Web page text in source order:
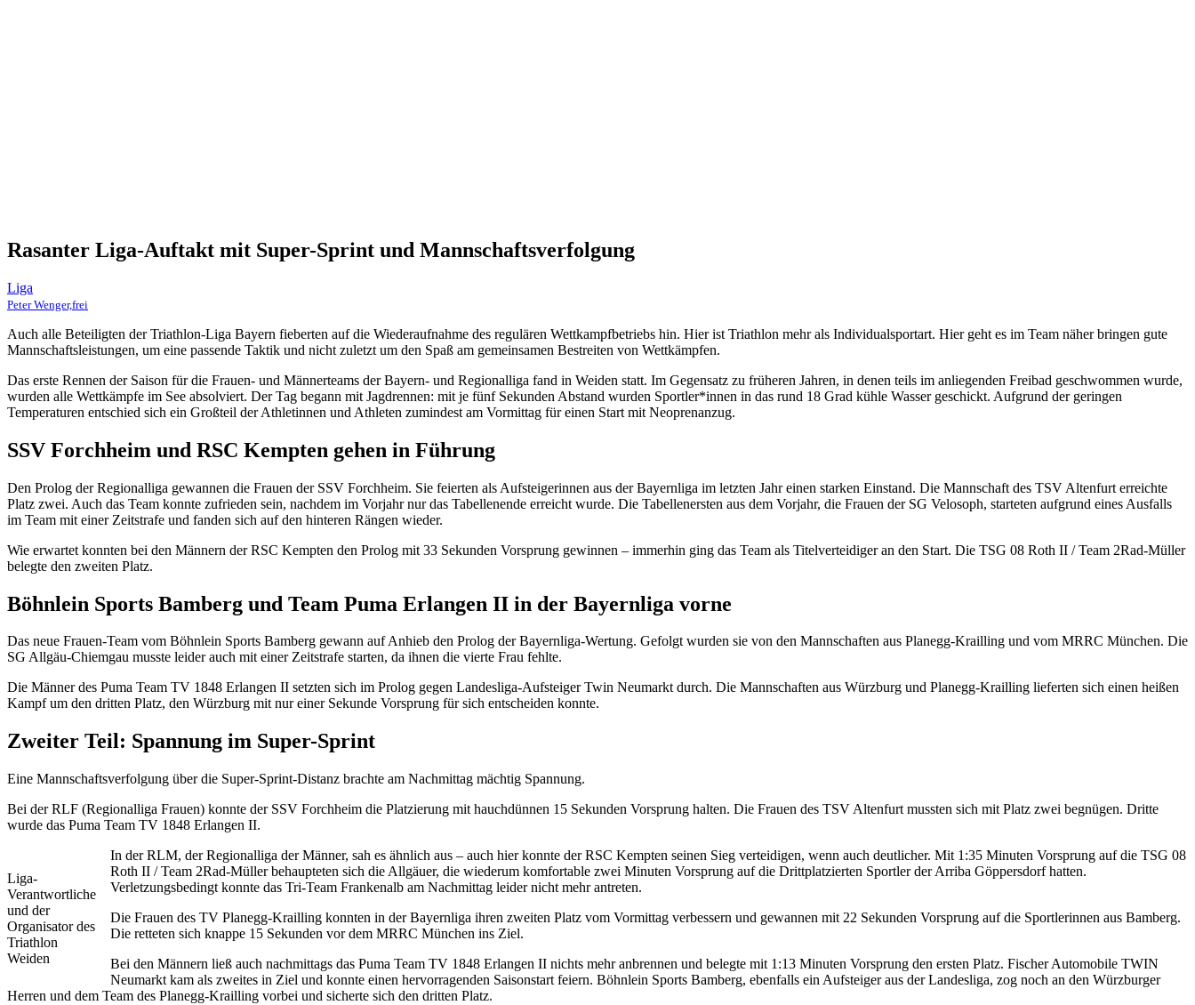
Rasanter Liga-Auftakt mit Super-Sprint und Mannschaftsverfolgung
Liga
Peter Wenger,frei
Auch alle Beteiligten der Triathlon-Liga Bayern fieberten auf die Wiederaufnahme des regulären Wettkampfbetriebs hin. Hier ist Triathlon mehr als Individualsportart. Hier geht es im Team näher bringen gute
Mannschaftsleistungen, um eine passende Taktik und nicht zuletzt um den Spaß am gemeinsamen Bestreiten von Wettkämpfen.
Das erste Rennen der Saison für die Frauen- und Männerteams der Bayern- und Regionalliga fand in Weiden statt. Im Gegensatz zu früheren Jahren, in denen teils im anliegenden Freibad geschwommen wurde,
wurden alle Wettkämpfe im See absolviert. Der Tag begann mit Jagdrennen: mit je fünf Sekunden Abstand wurden Sportler*innen in das rund 18 Grad kühle Wasser geschickt. Aufgrund der geringen
Temperaturen entschied sich ein Großteil der Athletinnen und Athleten zumindest am Vormittag für einen Start mit Neoprenanzug.
SSV Forchheim und RSC Kempten gehen in Führung
Den Prolog der Regionalliga gewannen die Frauen der SSV Forchheim. Sie feierten als Aufsteigerinnen aus der Bayernliga im letzten Jahr einen starken Einstand. Die Mannschaft des TSV Altenfurt erreichte
Platz zwei. Auch das Team konnte zufrieden sein, nachdem im Vorjahr nur das Tabellenende erreicht wurde. Die Tabellenersten aus dem Vorjahr, die Frauen der SG Velosoph, starteten aufgrund eines Ausfalls
im Team mit einer Zeitstrafe und fanden sich auf den hinteren Rängen wieder.
Wie erwartet konnten bei den Männern der RSC Kempten den Prolog mit 33 Sekunden Vorsprung gewinnen – immerhin ging das Team als Titelverteidiger an den Start. Die TSG 08 Roth II / Team 2Rad-Müller
belegte den zweiten Platz.
Böhnlein Sports Bamberg und Team Puma Erlangen II in der Bayernliga vorne
Das neue Frauen-Team vom Böhnlein Sports Bamberg gewann auf Anhieb den Prolog der Bayernliga-Wertung. Gefolgt wurden sie von den Mannschaften aus Planegg-Krailling und vom MRRC München. Die
SG Allgäu-Chiemgau musste leider auch mit einer Zeitstrafe starten, da ihnen die vierte Frau fehlte.
Die Männer des Puma Team TV 1848 Erlangen II setzten sich im Prolog gegen Landesliga-Aufsteiger Twin Neumarkt durch. Die Mannschaften aus Würzburg und Planegg-Krailling lieferten sich einen heißen
Kampf um den dritten Platz, den Würzburg mit nur einer Sekunde Vorsprung für sich entscheiden konnte.
Zweiter Teil: Spannung im Super-Sprint
Eine Mannschaftsverfolgung über die Super-Sprint-Distanz brachte am Nachmittag mächtig Spannung.
Bei der RLF (Regionalliga Frauen) konnte der SSV Forchheim die Platzierung mit hauchdünnen 15 Sekunden Vorsprung halten. Die Frauen des TSV Altenfurt mussten sich mit Platz zwei begnügen. Dritte
wurde das Puma Team TV 1848 Erlangen II.
Liga-
Verantwortliche
und der
Organisator des
Triathlon
Weiden
In der RLM, der Regionalliga der Männer, sah es ähnlich aus – auch hier konnte der RSC Kempten seinen Sieg verteidigen, wenn auch deutlicher. Mit 1:35 Minuten Vorsprung auf die TSG 08
Roth II / Team 2Rad-Müller behaupteten sich die Allgäuer, die wiederum komfortable zwei Minuten Vorsprung auf die Drittplatzierten Sportler der Arriba Göppersdorf hatten.
Verletzungsbedingt konnte das Tri-Team Frankenalb am Nachmittag leider nicht mehr antreten.
Die Frauen des TV Planegg-Krailling konnten in der Bayernliga ihren zweiten Platz vom Vormittag verbessern und gewannen mit 22 Sekunden Vorsprung auf die Sportlerinnen aus Bamberg.
Die retteten sich knappe 15 Sekunden vor dem MRRC München ins Ziel.
Bei den Männern ließ auch nachmittags das Puma Team TV 1848 Erlangen II nichts mehr anbrennen und belegte mit 1:13 Minuten Vorsprung den ersten Platz. Fischer Automobile TWIN
Neumarkt kam als zweites in Ziel und konnte einen hervorragenden Saisonstart feiern. Böhnlein Sports Bamberg, ebenfalls ein Aufsteiger aus der Landesliga, zog noch an den Würzburger
Herren und dem Team des Planegg-Krailling vorbei und sicherte sich den dritten Platz.